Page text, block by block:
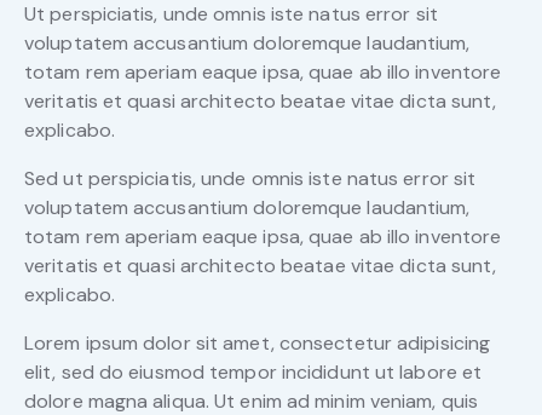
Ut perspiciatis, unde omnis iste natus error sit
voluptatem accusantium doloremque laudantium,
totam rem aperiam eaque ipsa, quae ab illo inventore
veritatis et quasi architecto beatae vitae dicta sunt,
explicabo.
Sed ut perspiciatis, unde omnis iste natus error sit
voluptatem accusantium doloremque laudantium,
totam rem aperiam eaque ipsa, quae ab illo inventore
veritatis et quasi architecto beatae vitae dicta sunt,
explicabo.
Lorem ipsum dolor sit amet, consectetur adipisicing
elit, sed do eiusmod tempor incididunt ut labore et
dolore magna aliqua. Ut enim ad minim veniam, quis